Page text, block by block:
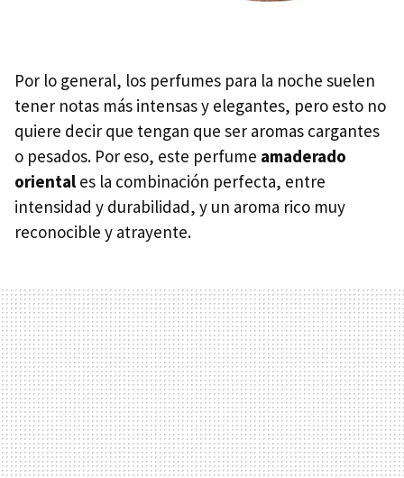
Por lo general, los perfumes para la noche suelen
tener notas más intensas y elegantes, pero esto no
quiere decir que tengan que ser aromas cargantes
o pesados. Por eso, este perfume amaderado
oriental es la combinación perfecta, entre
intensidad y durabilidad, y un aroma rico muy
reconocible y atrayente.